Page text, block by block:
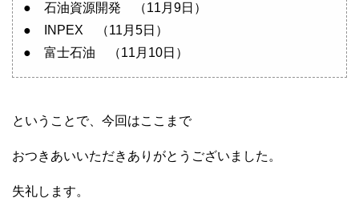
● 石油資源開発 （11月9日）
● INPEX （11月5日）
● 富士石油 （11月10日）
ということで、今回はここまで
おつきあいいただきありがとうございました。
失礼します。